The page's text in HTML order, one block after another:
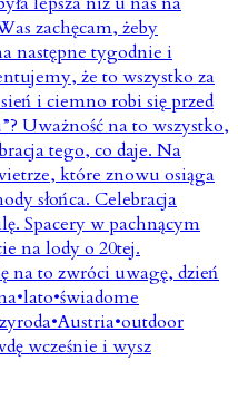
wcześnie i wysz